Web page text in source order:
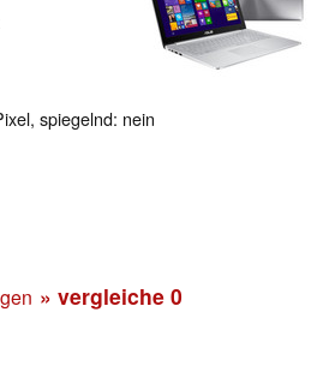
spiegelnd: nein
» vergleiche 0